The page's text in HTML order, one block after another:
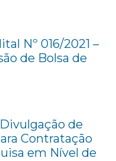
Nº 016/2021 –
de Bolsa de
de
Contratação
em Nível de